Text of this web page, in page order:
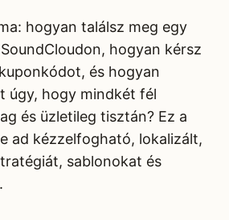
hogyan találsz meg egy
hogyan kérsz
és hogyan
úgy, hogy mindkét fél
és üzletileg tisztán? Ez a
ad kézzelfogható, lokalizált,
sablonokat és